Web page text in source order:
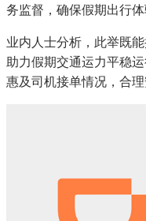
务监督，确保假期出行体
业内人士分析，此举既
助力假期交通运力平稳
惠及司机接单情况，合理
期出行需
每日消费
滴出